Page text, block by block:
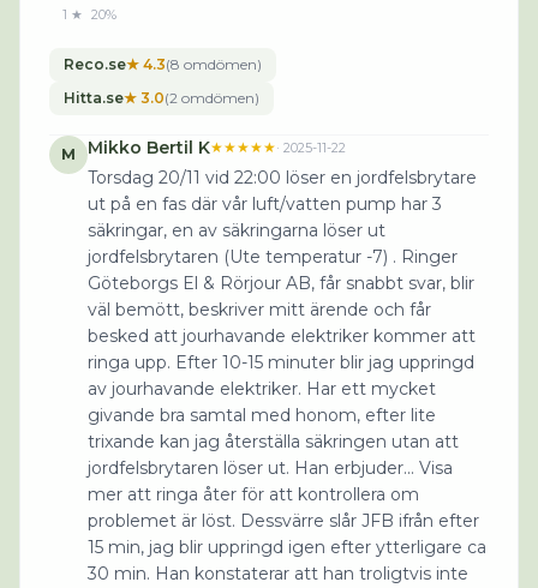
1 ★ 20%
Reco.se★ 4.3(8 omdömen)
Hitta.se★ 3.0(2 omdömen)
M Mikko Bertil K★★★★★· 2025-11-22
Torsdag 20/11 vid 22:00 löser en jordfelsbrytare
ut på en fas där vår luft/vatten pump har 3
säkringar, en av säkringarna löser ut
jordfelsbrytaren (Ute temperatur -7) . Ringer
Göteborgs El & Rörjour AB, får snabbt svar, blir
väl bemött, beskriver mitt ärende och får
besked att jourhavande elektriker kommer att
ringa upp. Efter 10-15 minuter blir jag uppringd
av jourhavande elektriker. Har ett mycket
givande bra samtal med honom, efter lite
trixande kan jag återställa säkringen utan att
jordfelsbrytaren löser ut. Han erbjuder... Visa
mer att ringa åter för att kontrollera om
problemet är löst. Dessvärre slår JFB ifrån efter
15 min, jag blir uppringd igen efter ytterligare ca
30 min. Han konstaterar att han troligtvis inte